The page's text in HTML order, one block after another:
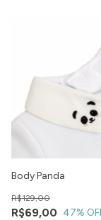
Body Panda
R$69,00
R$129,00
47%